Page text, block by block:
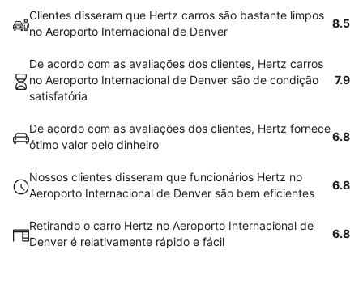
Clientes disseram que Hertz carros são bastante limpos
no Aeroporto Internacional de Denver
8.5
De acordo com as avaliações dos clientes, Hertz carros
no Aeroporto Internacional de Denver são de condição
satisfatória
7.9
De acordo com as avaliações dos clientes, Hertz fornece
ótimo valor pelo dinheiro
6.8
Nossos clientes disseram que funcionários Hertz no
Aeroporto Internacional de Denver são bem eficientes
6.8
Retirando o carro Hertz no Aeroporto Internacional de
Denver é relativamente rápido e fácil
6.8